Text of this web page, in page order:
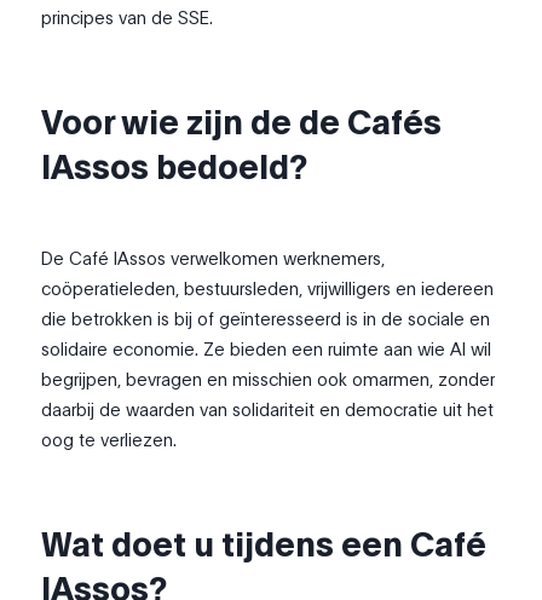
principes van de SSE.
Voor wie zijn de de Cafés
IAssos bedoeld?
De Café IAssos verwelkomen werknemers,
coöperatieleden, bestuursleden, vrijwilligers en iedereen
die betrokken is bij of geïnteresseerd is in de sociale en
solidaire economie. Ze bieden een ruimte aan wie AI wil
begrijpen, bevragen en misschien ook omarmen, zonder
daarbij de waarden van solidariteit en democratie uit het
oog te verliezen.
Wat doet u tijdens een Café
IAssos?